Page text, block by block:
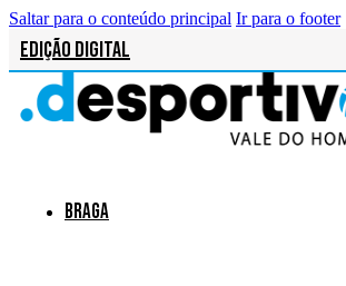
Saltar para o conteúdo principal Ir para o footer
Edição Digital
Braga